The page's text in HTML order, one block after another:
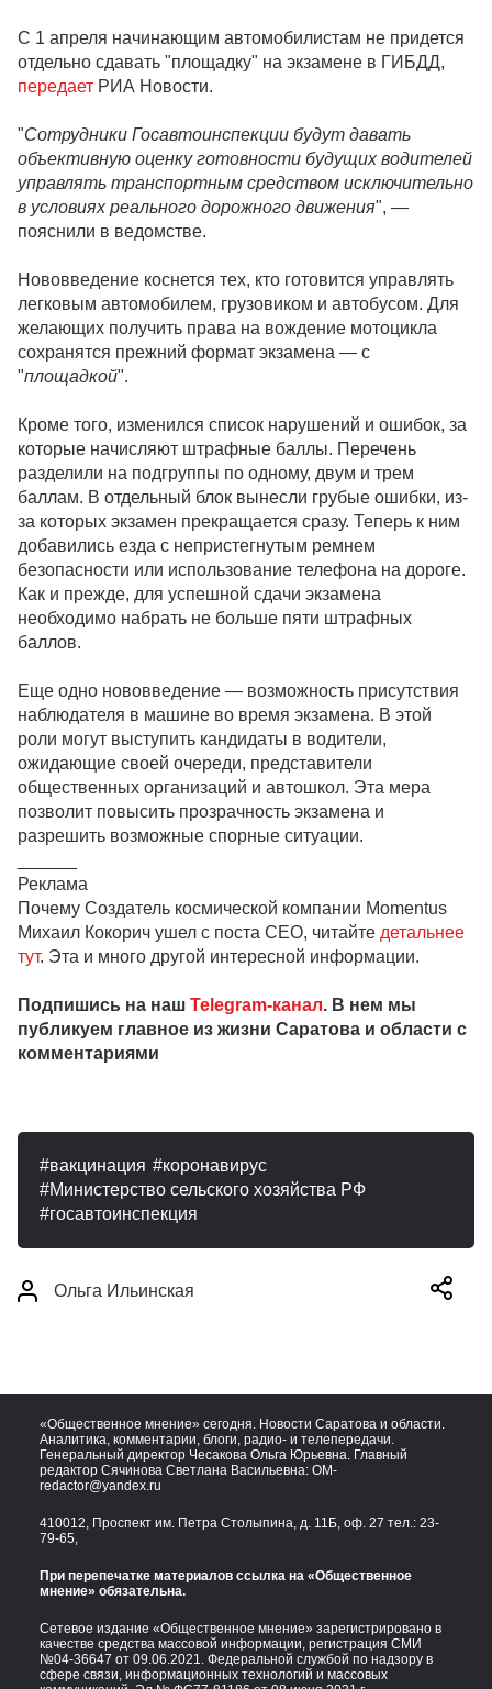
С 1 апреля начинающим автомобилистам не придется
отдельно сдавать "площадку" на экзамене в ГИБДД,
передает РИА Новости.
"Сотрудники Госавтоинспекции будут давать
объективную оценку готовности будущих водителей
управлять транспортным средством исключительно
в условиях реального дорожного движения", —
пояснили в ведомстве.
Нововведение коснется тех, кто готовится управлять
легковым автомобилем, грузовиком и автобусом. Для
желающих получить права на вождение мотоцикла
сохранятся прежний формат экзамена — с
"площадкой".
Кроме того, изменился список нарушений и ошибок, за
которые начисляют штрафные баллы. Перечень
разделили на подгруппы по одному, двум и трем
баллам. В отдельный блок вынесли грубые ошибки, из-
за которых экзамен прекращается сразу. Теперь к ним
добавились езда с непристегнутым ремнем
безопасности или использование телефона на дороге.
Как и прежде, для успешной сдачи экзамена
необходимо набрать не больше пяти штрафных
баллов.
Еще одно нововведение — возможность присутствия
наблюдателя в машине во время экзамена. В этой
роли могут выступить кандидаты в водители,
ожидающие своей очереди, представители
общественных организаций и автошкол. Эта мера
позволит повысить прозрачность экзамена и
разрешить возможные спорные ситуации.
Реклама
Почему Создатель космической компании Momentus
Михаил Кокорич ушел с поста CEO, читайте детальнее
тут. Эта и много другой интересной информации.
Подпишись на наш Telegram-канал. В нем мы
публикуем главное из жизни Саратова и области с
комментариями
вакцинация
коронавирус
Министерство сельского хозяйства РФ
госавтоинспекция
Ольга Ильинская
«Общественное мнение» сегодня. Новости Саратова и области.
Аналитика, комментарии, блоги, радио- и телепередачи.
Генеральный директор Чесакова Ольга Юрьевна. Главный
редактор Сячинова Светлана Васильевна: OM-
redactor@yandex.ru
410012, Проспект им. Петра Столыпина, д. 11Б, оф. 27 тел.: 23-
79-65,
При перепечатке материалов ссылка на «Общественное
мнение» обязательна.
Сетевое издание «Общественное мнение» зарегистрировано в
качестве средства массовой информации, регистрация СМИ
№04-36647 от 09.06.2021. Федеральной службой по надзору в
сфере связи, информационных технологий и массовых